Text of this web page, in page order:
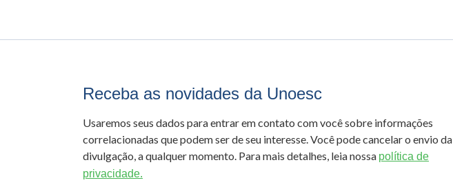
Receba as novidades da Unoesc
Usaremos seus dados para entrar em contato com você sobre informações
correlacionadas que podem ser de seu interesse. Você pode cancelar o envio da
divulgação, a qualquer momento. Para mais detalhes, leia nossa política de
privacidade.